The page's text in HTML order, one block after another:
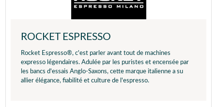
ROCKET ESPRESSO
Rocket Espresso®, c'est parler avant tout de machines
expresso légendaires. Adulée par les puristes et encensée par
les bancs d'essais Anglo-Saxons, cette marque italienne a su
allier élégance, fiabilité et culture de l'espresso.